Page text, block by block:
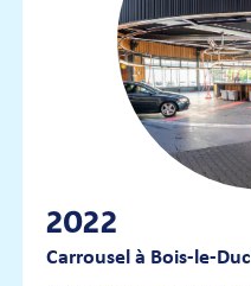
2022
Carrousel à Bois-le-Duc